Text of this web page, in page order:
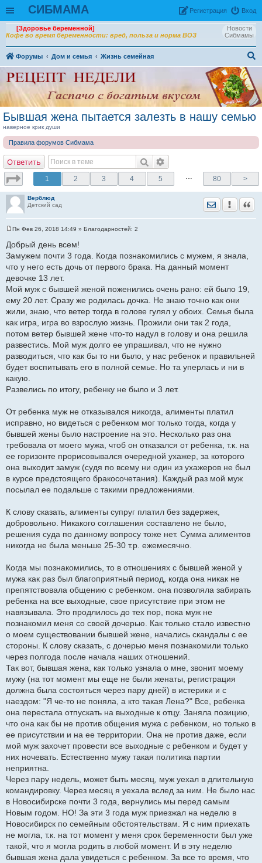
СИБМАМА Вход
Рeгиcтpaция
Новости
Сибмамы
[Здоровье беременной]
Кофе во время беременности: вред, польза и норма ВОЗ
Форумы Дом и семья
Жизнь семейная
ск
Бывшая жена пытается залезть в нашу семью
наверное крик души
Правила форумов Сибмама
Ответить
1 2 3 4 5 … 80 >
Верблюд
Детский сад
Отправить
о
б
е
н
е
Пн Фев 26, 2018 14:49 » Благодарностей: 2
Добрый день всем!
Замужем почти 3 года. Когда познакомились с мужем, я знала,
что у него есть дочь от первого брака. На данный момент
девочке 13 лет.
Мой муж с бывшей женой поженились очень рано: ей было 19,
ему 20 лет. Сразу же родилась дочка. Не знаю точно как они
жили, знаю, что ветер тогда в голове гулял у обоих. Семья была
как игра, игра во взрослую жизнь. Прожили они так 2 года,
потом ветер бывшей жене что-то надул в голову и она решила
развестись. Мой муж долго ее упрашивал, что не нужно
разводиться, что как бы то ни было, у нас ребенок и правильней
будет воспитывать его в полной семье. Но та уперлась и ни в
какую.
Развелись по итогу, ребенку не было и 3 лет.
От ребенка муж не отказывался никогда, алименты платил
исправно, но видеться с ребенком мог только тогда, когда у
бывшей жены было настроение на это. Несколько раз она
требовала от моего мужа, чтоб он отказался от ребенка, т.к. на
ее горизонте прорисовывался очередной ухажер, за которого
она выходит замуж (судя по всему ни один из ухажеров не был
в курсе предстоящего бракосочетания). Каждый раз мой муж
посылал ее подальше с такими предложениями.
К слову сказать, алименты супруг платил без задержек,
добровольно. Никакого соглашения составлено не было,
решения суда по данному вопросу тоже нет. Сумма алиментов
никогда не была меньше 25-30 т.р. ежемесячно.
Когда мы познакомились, то в отношениях с бывшей женой у
мужа как раз был благоприятный период, когда она никак не
препятствовала общению с ребенком. она позволяла забирать
ребенка на все выходные, свое присутствие при этом не
навязывала. Это продлилось до тех пор, пока муж не
познакомил меня со своей дочерью. Как только стало известно
о моем существовании бывшей жене, начались скандалы с ее
стороны. К слову сказать, с дочерью меня познакомили только
через полгода после начала наших отношений.
Так вот, бывшая жена, как только узнала о мне, звонит моему
мужу (на тот момент мы еще не были женаты, регистрация
должна была состояться через пару дней) в истерики и с
наездом: "Я че-то не поняла, а кто такая Лена?" Все, ребенка
она перестала отпускать на выходные к отцу. Заняла позицию,
что она как бы не против общения мужа с ребенком, но только в
ее присутствии и на ее территории. Она не против даже, если
мой муж захочет провести все выходные с ребенком и будет у
них ночевать. Естественно мужу такая политика партии
неприятна.
Через пару недель, может быть месяц, муж уехал в длительную
командировку. Через месяц я уехала вслед за ним. Не было нас
в Новосибирске почти 3 года, вернулись мы перед самым
Новым годом. НО! За эти 3 года муж приезжал на неделю в
Новосибирск по семейным обстоятельствам. Я с ним приехать
не могла, т.к. на тот момент у меня срок беременности был уже
такой, что я могла родить в любой момент. И в эту неделю
бывшая жена дала увидеться с ребенком. За все то время, что